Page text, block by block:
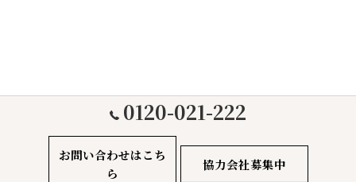
0120-021-222
お問い合わせはこち
ら
協力会社募集中